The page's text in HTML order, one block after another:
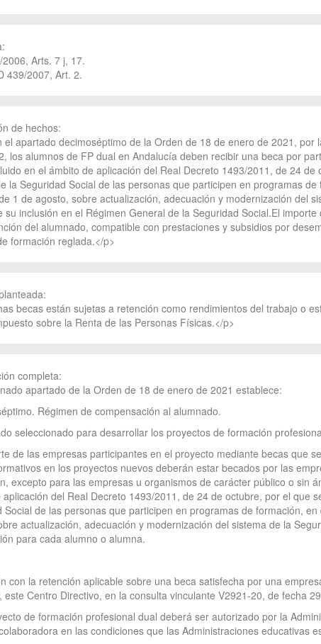
2006, Arts. 7 j, 17.
439/2007, Art. 2.
de hechos:
el apartado decimoséptimo de la Orden de 18 de enero de 2021,
los alumnos de FP dual en Andalucía deben recibir una beca por
en el ámbito de aplicación del Real Decreto 1493/2011, de 24
la Seguridad Social de las personas que participen en programas
1 de agosto, sobre actualización, adecuación y modernización del
su inclusión en el Régimen General de la Seguridad Social.El
del alumnado, compatible con prestaciones y subsidios por
formación reglada.</p>
becas están sujetas a retención como rendimientos del trabajo o
sobre la Renta de las Personas Físicas.</p>
completa:
apartado de la Orden de 18 de enero de 2021 establece:
Régimen de compensación al alumnado.
seleccionado para desarrollar los proyectos de formación
de las empresas participantes en el proyecto mediante becas que
en los proyectos nuevos deberán estar becados por las
excepto para las empresas u organismos de carácter público o sin
aplicación del Real Decreto 1493/2011, de 24 de octubre, por el que
Social de las personas que participen en programas de formación,
actualización, adecuación y modernización del sistema de la
para cada alumno o alumna.
con la retención aplicable sobre una beca satisfecha por una
este Centro Directivo, en la consulta vinculante V2921-20, de fecha
de formación profesional dual deberá ser autorizado por la
en las condiciones que las Administraciones educativas